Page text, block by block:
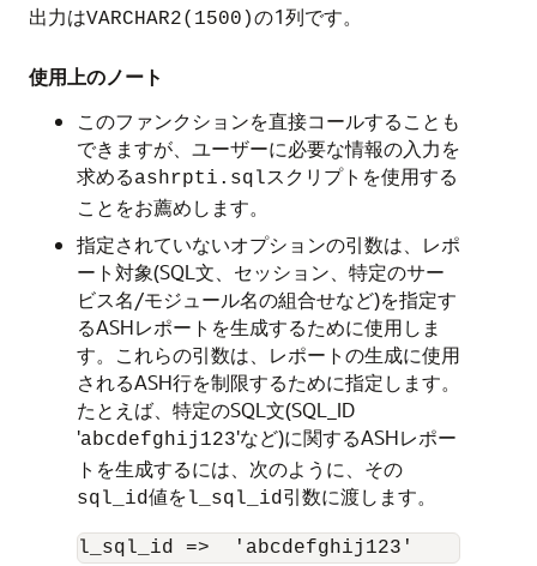
出力はVARCHAR2(1500)の1列です。
使用上のノート
このファンクションを直接コールすることも
できますが、ユーザーに必要な情報の入力を
求めるashrpti.sqlスクリプトを使用する
ことをお薦めします。
指定されていないオプションの引数は、レポ
ート対象(SQL文、セッション、特定のサー
ビス名/モジュール名の組合せなど)を指定す
るASHレポートを生成するために使用しま
す。これらの引数は、レポートの生成に使用
されるASH行を制限するために指定します。
たとえば、特定のSQL文(SQL_ID
'abcdefghij123'など)に関するASHレポー
トを生成するには、次のように、その
sql_id値をl_sql_id引数に渡します。